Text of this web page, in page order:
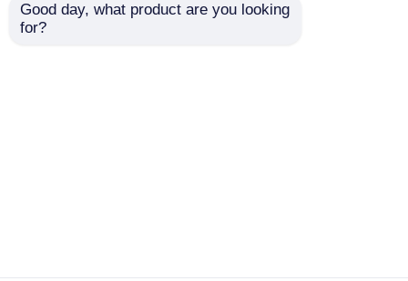
Good day, what product are you looking
for?